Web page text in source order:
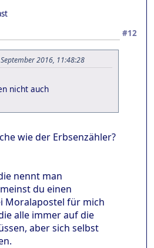
#12
2016, 11:48:28
nicht auch
wie der Erbsenzähler?
nennt man
du einen
Moralapostel für mich
alle immer auf die
aber sich selbst